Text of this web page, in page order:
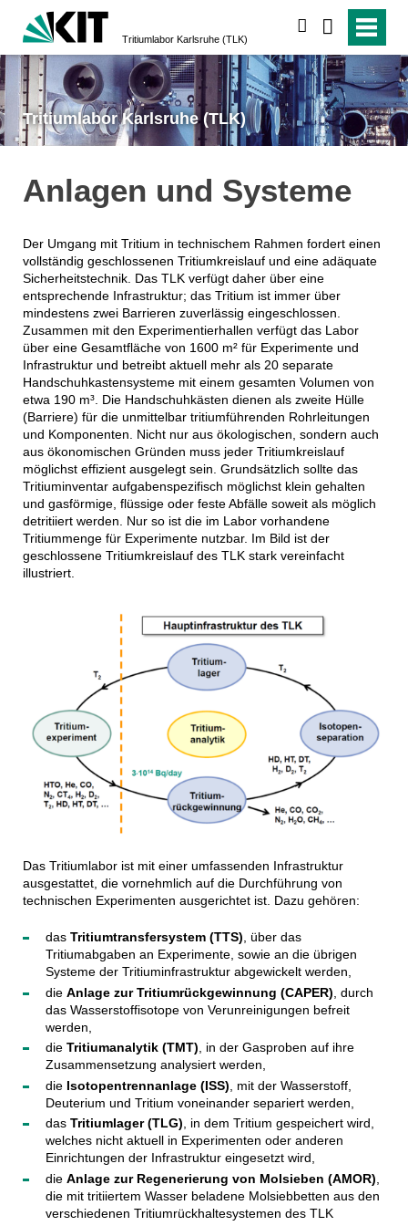
Tritiumlabor Karlsruhe (TLK)
Tritiumlabor Karlsruhe (TLK)
Anlagen und Systeme
Der Umgang mit Tritium in technischem Rahmen fordert einen
vollständig geschlossenen Tritiumkreislauf und eine adäquate
Sicherheitstechnik. Das TLK verfügt daher über eine
entsprechende Infrastruktur; das Tritium ist immer über
mindestens zwei Barrieren zuverlässig eingeschlossen.
Zusammen mit den Experimentierhallen verfügt das Labor
über eine Gesamtfläche von 1600 m² für Experimente und
Infrastruktur und betreibt aktuell mehr als 20 separate
Handschuhkastensysteme mit einem gesamten Volumen von
etwa 190 m³. Die Handschuhkästen dienen als zweite Hülle
(Barriere) für die unmittelbar tritiumführenden Rohrleitungen
und Komponenten. Nicht nur aus ökologischen, sondern auch
aus ökonomischen Gründen muss jeder Tritiumkreislauf
möglichst effizient ausgelegt sein. Grundsätzlich sollte das
Tritiuminventar aufgabenspezifisch möglichst klein gehalten
und gasförmige, flüssige oder feste Abfälle soweit als möglich
detritiiert werden. Nur so ist die im Labor vorhandene
Tritiummenge für Experimente nutzbar. Im Bild ist der
geschlossene Tritiumkreislauf des TLK stark vereinfacht
illustriert.
Das Tritiumlabor ist mit einer umfassenden Infrastruktur
ausgestattet, die vornehmlich auf die Durchführung von
technischen Experimenten ausgerichtet ist. Dazu gehören:
das Tritiumtransfersystem (TTS), über das
Tritiumabgaben an Experimente, sowie an die übrigen
Systeme der Tritiuminfrastruktur abgewickelt werden,
die Anlage zur Tritiumrückgewinnung (CAPER) , durch
das Wasserstoffisotope von Verunreinigungen befreit
werden,
die Tritiumanalytik (TMT), in der Gasproben auf ihre
Zusammensetzung analysiert werden,
die Isotopentrennanlage (ISS) , mit der Wasserstoff,
Deuterium und Tritium voneinander separiert werden,
das Tritiumlager (TLG), in dem Tritium gespeichert wird,
welches nicht aktuell in Experimenten oder anderen
Einrichtungen der Infrastruktur eingesetzt wird,
die Anlage zur Regenerierung von Molsieben (AMOR)
die mit tritiiertem Wasser beladene Molsiebbetten aus den
verschiedenen Tritiumrückhaltesystemen des TLK